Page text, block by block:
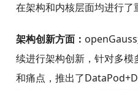
在架构和内核层面均进行了
架构创新方面：
续进行架构创新，针对多
和痛点，推出了